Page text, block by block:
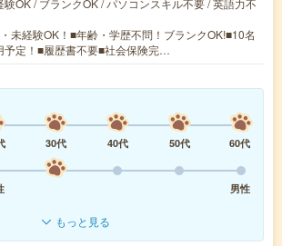
験OK / ブランクOK / パソコンスキル不要 / 英語力不
未経験OK！■年齢・学歴不問！ブランクOK!■10名
予定！■履歴書不要■社会保険完…
30代 40代 50代
60代
男性
もっと見る